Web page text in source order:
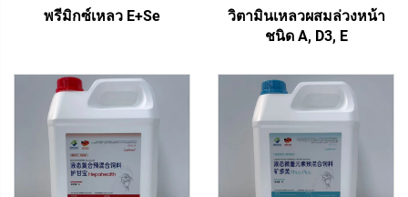
พรีมิกซ์เหลว E+Se
วิตามินเหลวผสมล่วงหน้า
ชนิด A, D3, E